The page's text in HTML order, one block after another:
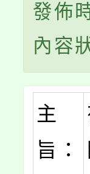
發佈
內容
主
旨：